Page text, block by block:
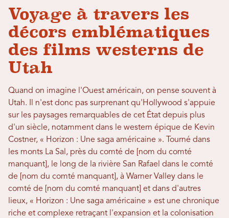
Voyage à travers les
décors emblématiques
des films westerns de
Utah
Quand on imagine l'Ouest américain, on pense souvent à
Utah. Il n'est donc pas surprenant qu'Hollywood s'appuie
sur les paysages remarquables de cet État depuis plus
d'un siècle, notamment dans le western épique de Kevin
Costner, « Horizon : Une saga américaine ». Tourné dans
les monts La Sal, près du comté de [nom du comté
manquant], le long de la rivière San Rafael dans le comté
de [nom du comté manquant], à Warner Valley dans le
comté de [nom du comté manquant] et dans d'autres
lieux, « Horizon : Une saga américaine » est une chronique
riche et complexe retraçant l'expansion et la colonisation